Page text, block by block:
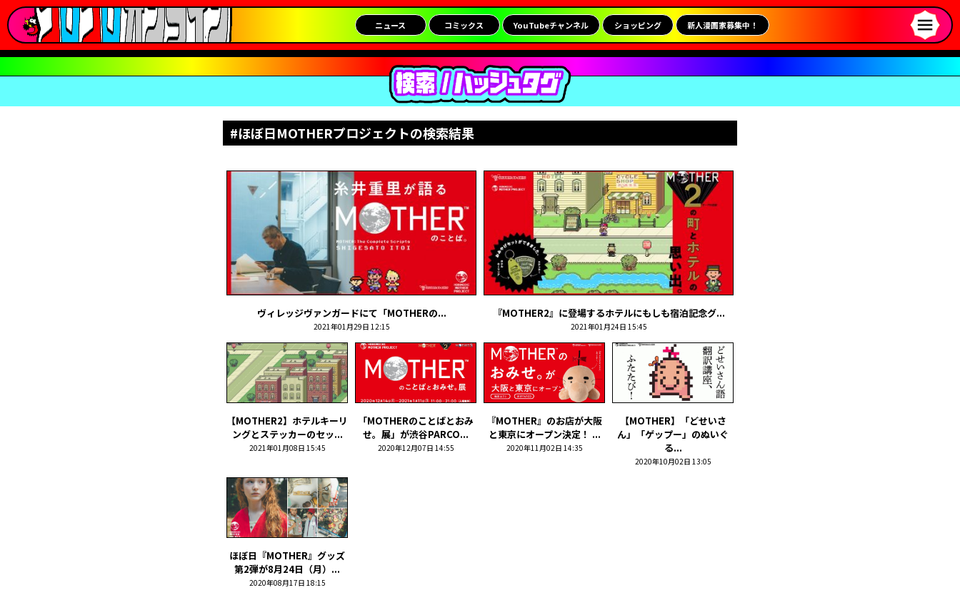
ニュース コミックス YouTubeチャンネル ショッピング 新人漫画家募集中！
#ほぼ日MOTHERプロジェクトの検索結果
ヴィレッジヴァンガードにて「MOTHERの...
2021年01月29日 12:15
『MOTHER2』に登場するホテルにもしも宿泊記念グ...
2021年01月24日 15:45
【MOTHER2】ホテルキーリ
ングとステッカーのセッ...
2021年01月08日 15:45
「MOTHERのことばとおみ
せ。展」が渋谷PARCO...
2020年12月07日 14:55
『MOTHER』のお店が大阪
と東京にオープン決定！ ...
2020年11月02日 14:35
【MOTHER】「どせいさ
ん」「ゲップー」のぬいぐ
る...
2020年10月02日 13:05
ほぼ日『MOTHER』グッズ
第2弾が8月24日（月）...
2020年08月17日 18:15